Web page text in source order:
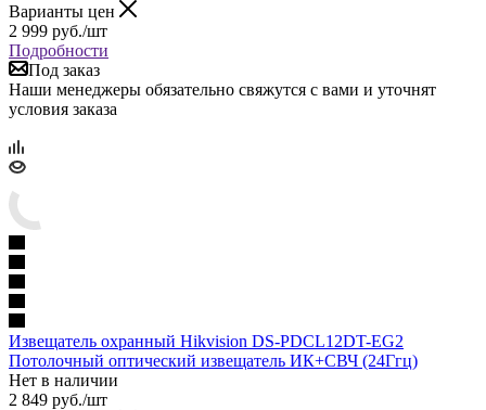
Варианты цен
2 999 руб./шт
Подробности
Под заказ
Наши менеджеры обязательно свяжутся с вами и уточнят
условия заказа
Извещатель охранный Hikvision DS-PDCL12DT-EG2
Потолочный оптический извещатель ИК+СВЧ (24Ггц)
Нет в наличии
2 849 руб./шт